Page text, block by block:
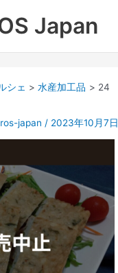
Japan
シェ 水産加工品 24
japan / 2023年10月7日